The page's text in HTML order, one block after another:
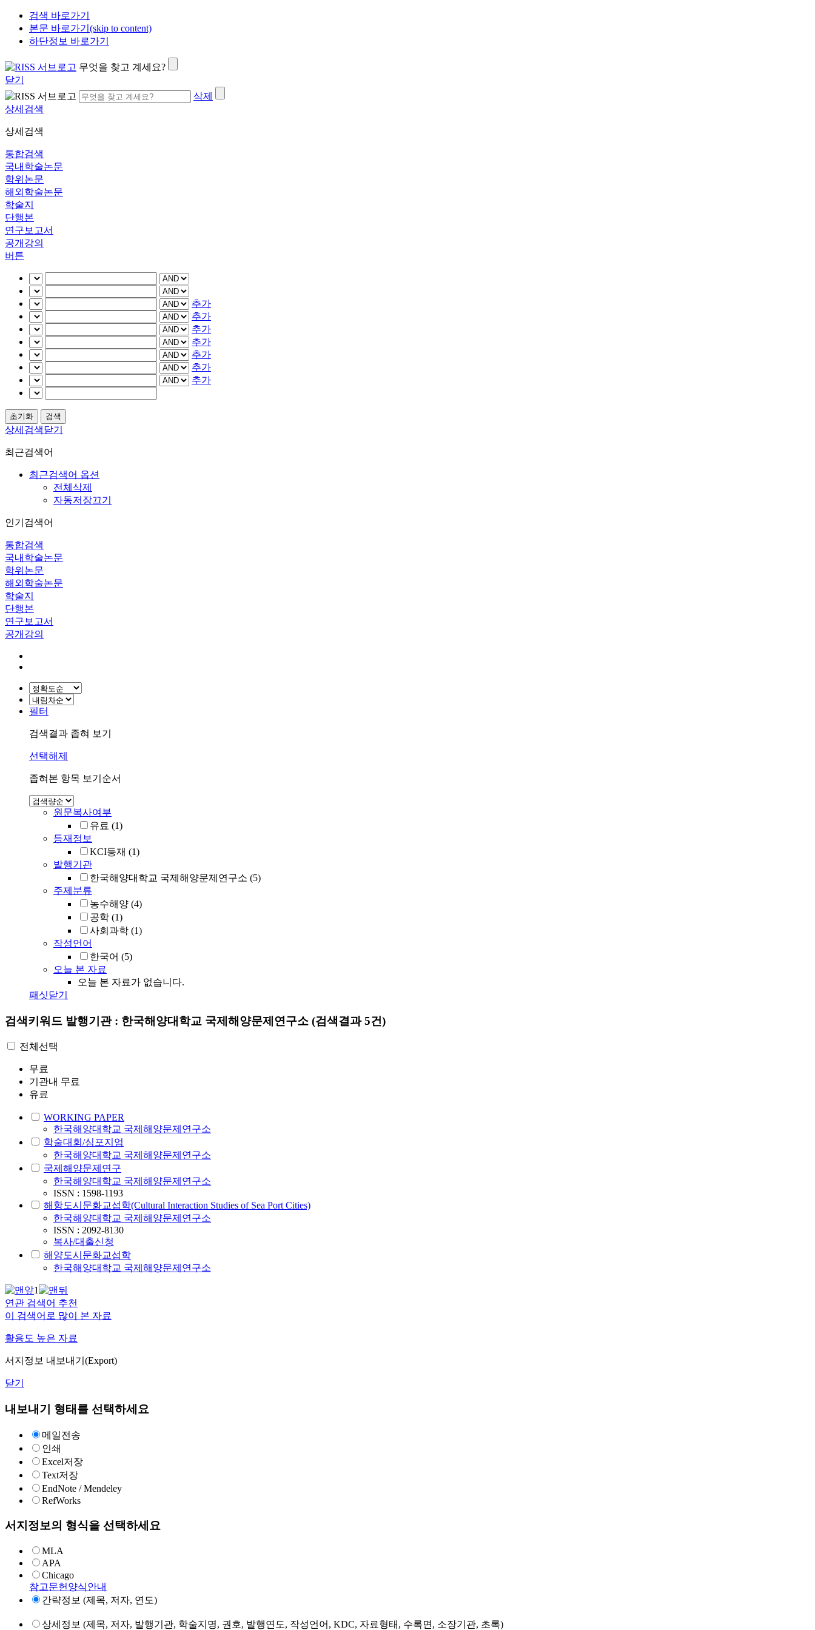
검색 바로가기
본문 바로가기(skip to content)
하단정보 바로가기
무엇을 찾고 계세요?
닫기
삭제
상세검색
상세검색
통합검색
국내학술논문
학위논문
해외학술논문
학술지
단행본
연구보고서
공개강의
버튼
추가
추가
추가
추가
추가
추가
추가
상세검색닫기
최근검색어
최근검색어 옵션
전체삭제
자동저장끄기
인기검색어
통합검색
국내학술논문
학위논문
해외학술논문
학술지
단행본
연구보고서
공개강의
필터
검색결과 좁혀 보기
선택해제
좁혀본 항목 보기순서
원문복사여부
유료 (1)
등재정보
KCI등재 (1)
발행기관
한국해양대학교 국제해양문제연구소 (5)
주제분류
농수해양 (4)
공학 (1)
사회과학 (1)
작성언어
한국어 (5)
오늘 본 자료
오늘 본 자료가 없습니다.
패싯닫기
검색키워드 발행기관 : 한국해양대학교 국제해양문제연구소 (검색결과 5건)
전체선택
무료
기관내 무료
유료
WORKING PAPER
한국해양대학교 국제해양문제연구소
학술대회/심포지엄
한국해양대학교 국제해양문제연구소
국제해양문제연구
한국해양대학교 국제해양문제연구소
ISSN : 1598-1193
해항도시문화교섭학(Cultural Interaction Studies of Sea Port Cities)
한국해양대학교 국제해양문제연구소
ISSN : 2092-8130
복사/대출신청
해양도시문화교섭학
한국해양대학교 국제해양문제연구소
1
연관 검색어 추천
이 검색어로 많이 본 자료
활용도 높은 자료
서지정보 내보내기(Export)
닫기
내보내기 형태를 선택하세요
메일전송
인쇄
Excel저장
Text저장
EndNote / Mendeley
RefWorks
서지정보의 형식을 선택하세요
MLA
APA
Chicago
참고문헌양식안내
간략정보 (제목, 저자, 연도)
상세정보 (제목, 저자, 발행기관, 학술지명, 권호, 발행연도, 작성언어, KDC, 자료형태, 수록면, 소장기관, 초록)